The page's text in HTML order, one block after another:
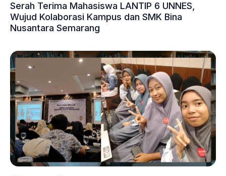
Serah Terima Mahasiswa LANTIP 6 UNNES,
Wujud Kolaborasi Kampus dan SMK Bina
Nusantara Semarang